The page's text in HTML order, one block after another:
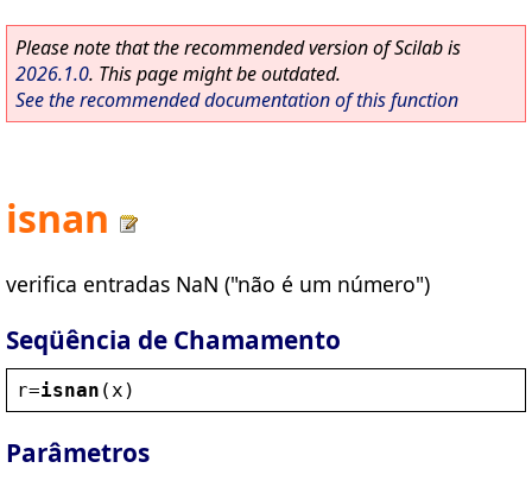
Please note that the recommended version of Scilab is
2026.1.0. This page might be outdated.
See the recommended documentation of this function
isnan
verifica entradas NaN ("não é um número")
Seqüência de Chamamento
r=isnan ( x )
Parâmetros